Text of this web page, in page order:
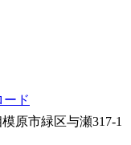
ード
原市緑区与瀬317-1